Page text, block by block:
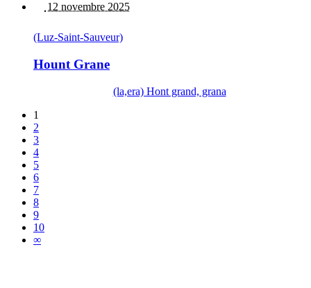
12 novembre 2025
(Luz-Saint-Sauveur)
Hount Grane
(la,era) Hont grand, grana
1
2
3
4
5
6
7
8
9
10
∞